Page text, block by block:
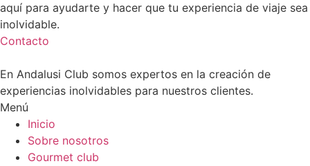
aquí para ayudarte y hacer que tu experiencia de viaje sea
inolvidable.
Contacto
En Andalusi Club somos expertos en la creación de
experiencias inolvidables para nuestros clientes.
Menú
Inicio
Sobre nosotros
Gourmet club